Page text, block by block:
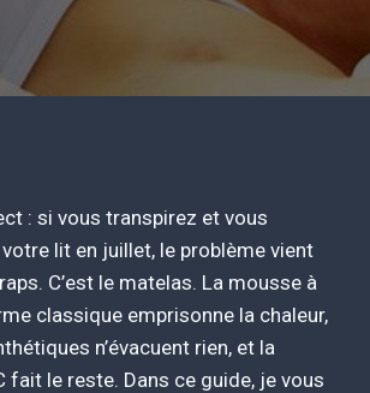
: si vous transpirez et vous
lit en juillet, le problème vient
C’est le matelas. La mousse à
classique emprisonne la chaleur,
n’évacuent rien, et la
fait le reste. Dans ce guide, je vous